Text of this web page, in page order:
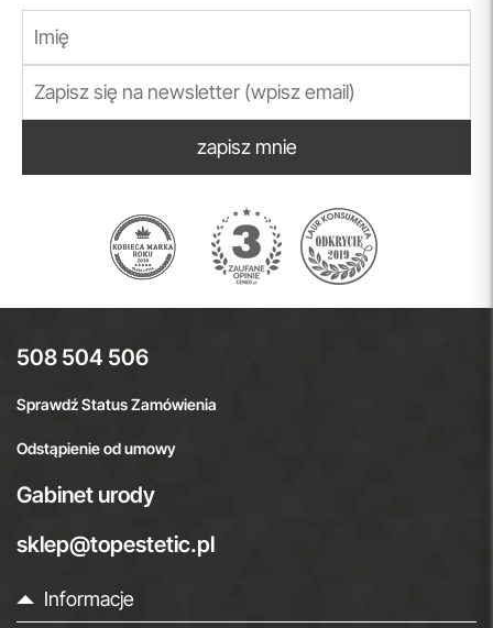
zapisz mnie
508 504 506
Sprawdź Status Zamówienia
Odstąpienie od umowy
Gabinet urody
sklep@topestetic.pl
Informacje